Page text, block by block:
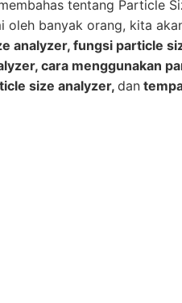
tentang Particle
banyak orang, kita
analyzer, fungsi particle
cara menggunakan
size analyzer,dan